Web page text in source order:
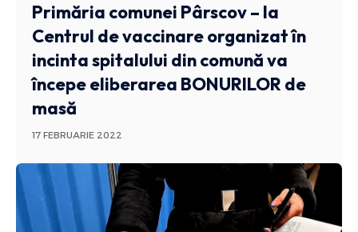
Primăria comunei Pârscov – la
Centrul de vaccinare organizat în
incinta spitalului din comună va
începe eliberarea BONURILOR de
masă
17 FEBRUARIE 2022